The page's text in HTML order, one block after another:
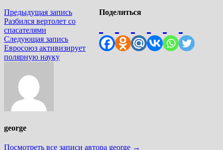
Поделиться
Навигация
по
записям
Предыдущая записьПредыдущая
запись:
Разбился вертолет со
спасателями
Следующая записьСледующая
запись:
Евросоюз активизирует
полярную науку
george
Посмотреть все записи автора george →